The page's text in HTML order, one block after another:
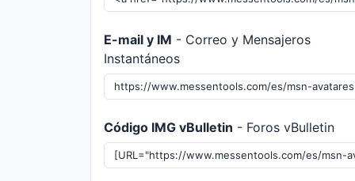
E-mail y IM - Correo y Mensajeros
Instantáneos
Código IMG vBulletin - Foros vBulletin